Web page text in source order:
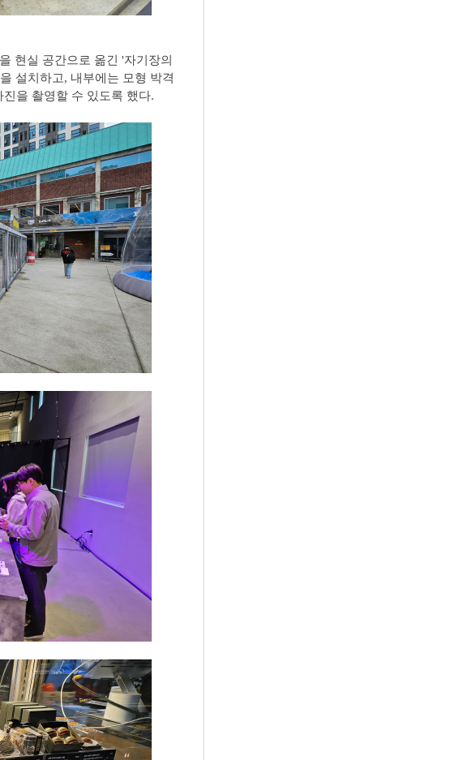
현실 공간으로 옮긴 '자기장의
설치하고, 내부에는 모형 박격
을 촬영할 수 있도록 했다.